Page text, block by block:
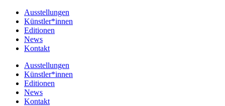
Ausstellungen
Künstler*innen
Editionen
News
Kontakt
Ausstellungen
Künstler*innen
Editionen
News
Kontakt